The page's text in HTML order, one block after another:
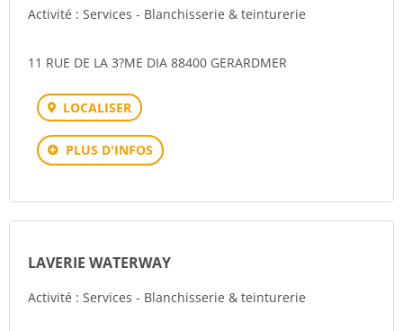
Activité : Services - Blanchisserie & teinturerie
11 RUE DE LA 3?ME DIA 88400 GERARDMER
LOCALISER
PLUS D'INFOS
LAVERIE WATERWAY
Activité : Services - Blanchisserie & teinturerie